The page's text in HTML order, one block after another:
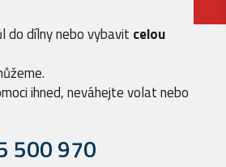
dílny nebo vybavit celou
ihned, neváhejte volat nebo
500 970